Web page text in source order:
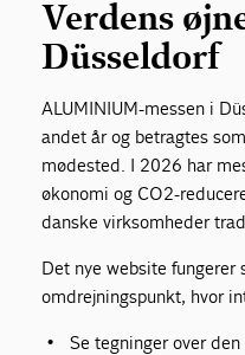
Verdens
Düsseldorf
ALUMINIUM-messen i
andet år og betragtes
mødested. I 2026 har
økonomi og CO2-
danske virksomheder
Det nye website fungerer
omdrejningspunkt, hvor
Se tegninger over